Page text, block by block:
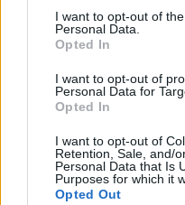
services and may gather
not limited to your visit or
grant or deny consent to
consent section.
I want to opt-out of
Personal Data.
Opted In
I want to opt-out of
Personal Data for
Opted In
I want to opt-out of
Retention, Sale, and/
Personal Data that Is
Purposes for which it
Opted Out
InvestirMag
Investieren24
News Hub UK